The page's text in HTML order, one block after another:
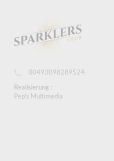
00493098289524
Realisierung :
Pep's Multimedia